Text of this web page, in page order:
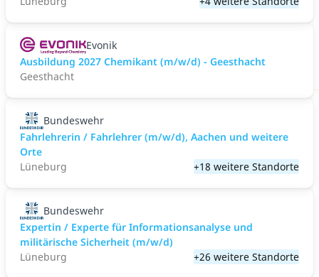
Evonik
Ausbildung 2027 Chemikant (m/w/d) - Geesthacht
Geesthacht
Bundeswehr
Fahrlehrerin / Fahrlehrer (m/w/d), Aachen und weitere
Orte
Lüneburg
+18 weitere Standorte
Bundeswehr
Expertin / Experte für Informationsanalyse und
militärische Sicherheit (m/w/d)
Lüneburg
+26 weitere Standorte